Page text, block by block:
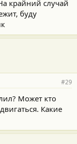
крайний случай
буду
#29
Может кто
Какие